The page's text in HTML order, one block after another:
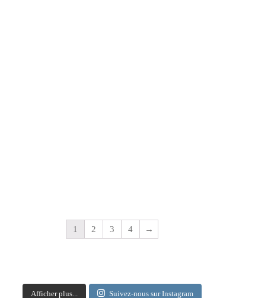
1
2 3 4 →
Afficher plus... Suivez-nous sur Instagram